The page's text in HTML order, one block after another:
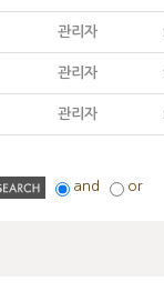
관리자
관리자
관리자
and or